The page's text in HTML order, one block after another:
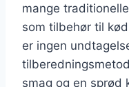
mange
som tilbehør til
er ingen
smag og en sprød